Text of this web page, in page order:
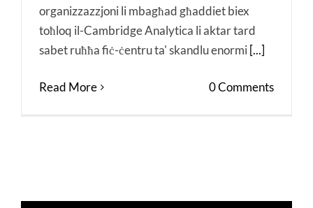
organizzazzjoni li mbagħad għaddiet biex
toħloq il-Cambridge Analytica li aktar tard
sabet ruħħa fiċ-ċentru ta' skandlu enormi [...]
Read More 0 Comments